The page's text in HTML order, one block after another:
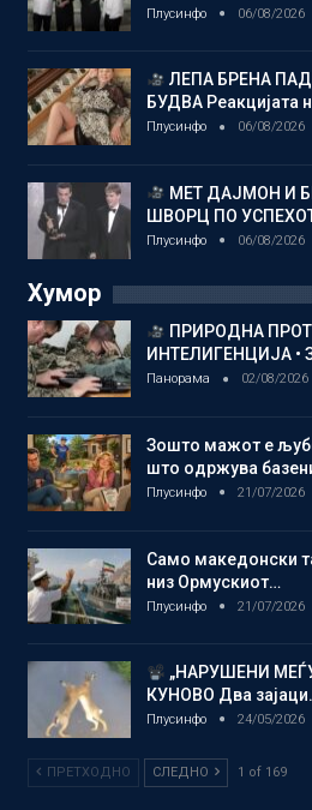
Плусинфо 06/08/2026
ЛЕПА БРЕНА
БУДВА Реакцијата
Плусинфо 06/08/2026
МЕТ ДАЈМОН И
ШВОРЦ ПО
Плусинфо 06/08/2026
Хумор
ПРИРОДНА
ИНТЕЛИГЕНЦИЈА •
Панорама 02/08/2026
Зошто мажот е
што одржува
Плусинфо 21/07/2026
Само македонски
низ Ормускиот…
Плусинфо 21/07/2026
„НАРУШЕНИ
КУНОВО Два
Плусинфо 24/05/2026
ПРЕТХОДНО СЛЕДНО 1 of 169